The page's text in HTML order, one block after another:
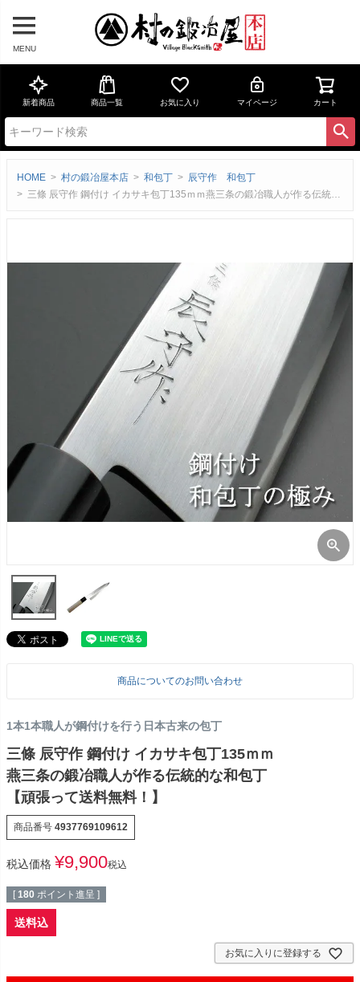
MENU
新着商品 商品一覧 お気に入り マイページ カート
HOME 村の鍛冶屋本店 和包丁
辰守作 和包丁
三條 辰守作 鋼付け イカサキ包丁135ｍｍ燕三条の鍛冶職人が作る伝統的な和包丁【頑張って送料無料！】
商品についてのお問い合わせ
1本1本職人が鋼付けを行う日本古来の包丁
三條 辰守作 鋼付け イカサキ包丁135ｍｍ
燕三条の鍛冶職人が作る伝統的な和包丁
【頑張って送料無料！】
商品番号 4937769109612
税込価格 ¥9,900税込
[ 180 ポイント進呈 ]
送料込
お気に入りに登録する